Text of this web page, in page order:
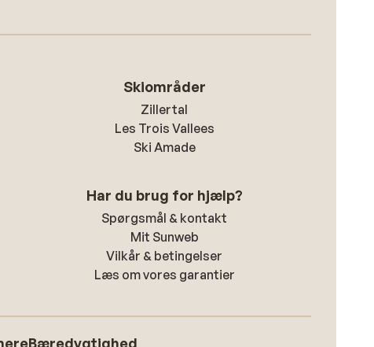
Skiområder
Zillertal
Les Trois Vallees
Ski Amade
Har du brug for hjælp?
Spørgsmål & kontakt
Mit Sunweb
Vilkår & betingelser
Læs om vores garantier
Bæredygtighed